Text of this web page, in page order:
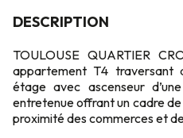
DESCRIPTION
TOULOUSE QUARTIER
appartement T4 traversant
étage avec ascenseur
entretenue offrant un cadre
proximité des commerces et